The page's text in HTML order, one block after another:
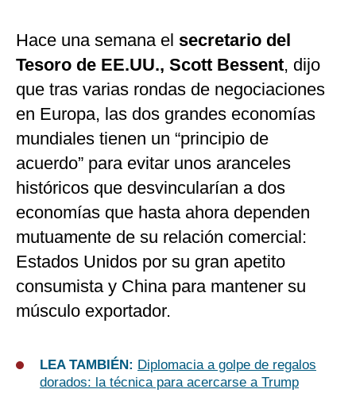
Hace una semana el secretario del
Tesoro de EE.UU., Scott Bessent, dijo
que tras varias rondas de negociaciones
en Europa, las dos grandes economías
mundiales tienen un “principio de
acuerdo” para evitar unos aranceles
históricos que desvincularían a dos
economías que hasta ahora dependen
mutuamente de su relación comercial:
Estados Unidos por su gran apetito
consumista y China para mantener su
músculo exportador.
LEA TAMBIÉN: Diplomacia a golpe de regalos
dorados: la técnica para acercarse a Trump